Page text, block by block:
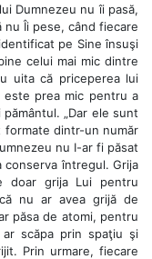
Dumnezeu nu îi pasă,
Îi pese, când fiecare
pe Sine însuşi
celui mai mic dintre
uita că priceperea lui
prea mic pentru a
„Dar ele sunt
formate dintr-un număr
nu I-ar fi păsat
întregul. Grija
doar grija Lui pentru
nu ar avea grijă de
păsa de atomi, pentru
scăpa prin spaţiu şi
Prin urmare, fiecare